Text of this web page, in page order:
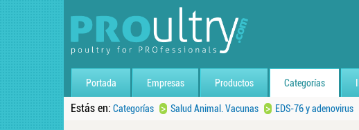
Portada Empresas Productos Categorías
Estás en: Categorías > Salud Animal. Vacunas > EDS-76 y adenovirus